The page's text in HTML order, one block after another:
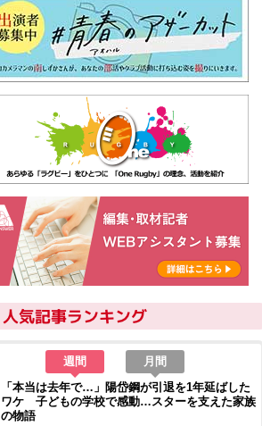
週間
月間
「本当は去年で…」陽岱鋼が引退を1年延ばした
ワケ 子どもの学校で感動…スターを支えた家族
の物語